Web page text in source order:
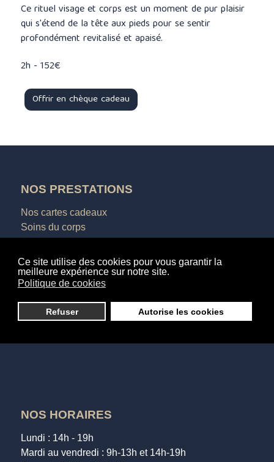
Ce site utilise des cookies pour vous garantir la
meilleure expérience sur notre site.
Politique de cookies
Refuser Autorise les cookies
Ce rituel visage et corps est un moment de pur plaisir
qui s'étend de la tête aux pieds pour se sentir
profondément revitalisé et apaisé.
2h - 152€
Offrir en chèque cadeau
NOS PRESTATIONS
Nos cartes cadeaux
Soins du corps
Soins du visage
Soins des mains et des pieds
Maquillage et beauté du regard
Soins photo-pilaire
Epilations
NOS HORAIRES
Lundi : 14h - 19h
Mardi au vendredi : 9h-13h et 14h-19h